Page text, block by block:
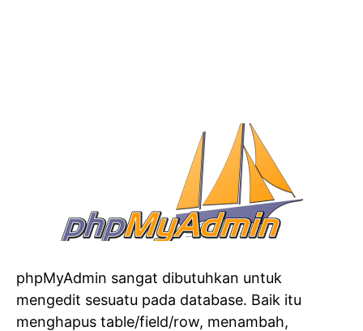
phpMyAdmin sangat dibutuhkan untuk
mengedit sesuatu pada database. Baik itu
menghapus table/field/row, menambah,